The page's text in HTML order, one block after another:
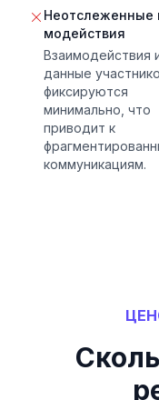
Неотслеженные
модействия
Взаимодействия
данные
фиксируются
минимально, что
приводит к
коммуникациям.